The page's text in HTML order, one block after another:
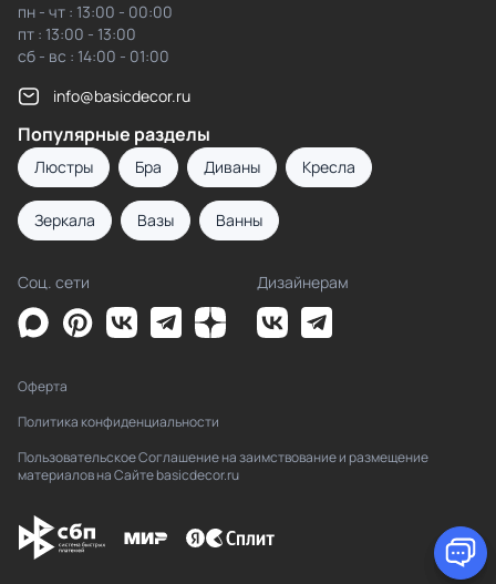
пн - чт : 13:00 - 00:00
пт : 13:00 - 13:00
сб - вс : 14:00 - 01:00
info@basicdecor.ru
Популярные разделы
Люстры Бра Диваны Кресла
Зеркала Вазы Ванны
Соц. сети Дизайнерам
Оферта
Политика конфиденциальности
Пользовательское Соглашение на заимствование и размещение
материалов на Сайте basicdecor.ru